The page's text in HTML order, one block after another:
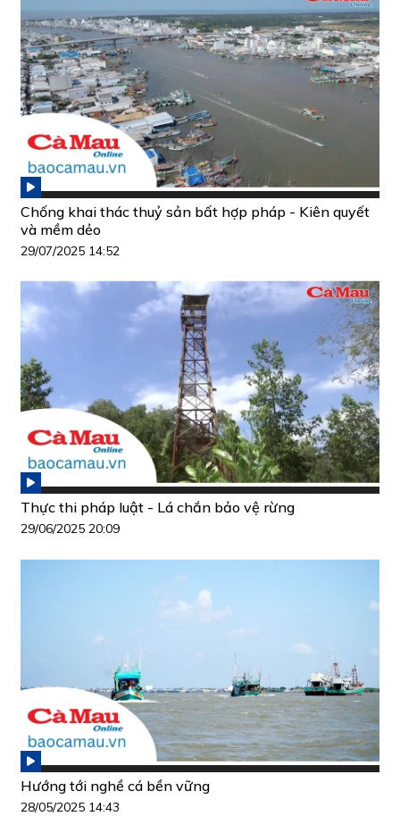
Chống khai thác thuỷ sản bất hợp pháp - Kiên quyết
và mềm dẻo
29/07/2025 14:52
Thực thi pháp luật - Lá chắn bảo vệ rừng
29/06/2025 20:09
Hướng tới nghề cá bền vững
28/05/2025 14:43